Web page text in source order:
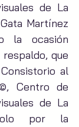
de La
Martínez
la ocasión
que
al
Centro de
de La
por la